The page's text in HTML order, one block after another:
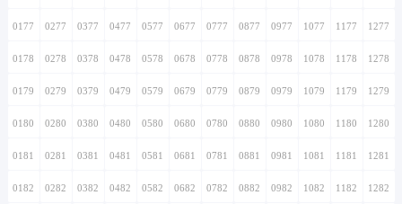
0177 0277 0377 0477 0577 0677 0777 0877 0977 1077 1177 1277
0178 0278 0378 0478 0578 0678 0778 0878 0978 1078 1178 1278
0179 0279 0379 0479 0579 0679 0779 0879 0979 1079 1179 1279
0180 0280 0380 0480 0580 0680 0780 0880 0980 1080 1180 1280
0181 0281 0381 0481 0581 0681 0781 0881 0981 1081 1181 1281
0182 0282 0382 0482 0582 0682 0782 0882 0982 1082 1182 1282